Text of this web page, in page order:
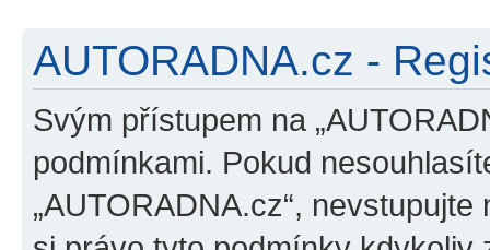
AUTORADNA.cz -
Svým přístupem na
podmínkami. Pokud
„AUTORADNA.cz“,